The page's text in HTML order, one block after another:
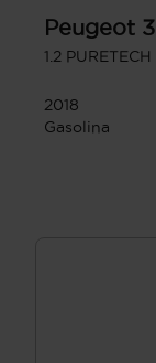
Peugeot
1.2
2018
Gasolina